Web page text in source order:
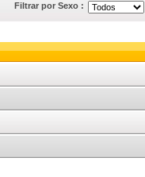
Filtrar por Sexo :